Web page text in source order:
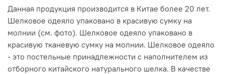
Данная продукция производится в Китае более 20 лет.
Шелковое одеяло упаковано в красивую сумку на
молнии (см. фото). Шелковое одеяло упаковано в
красивую тканевую сумку на молнии. Шелковое одеяло
- это постельные принадлежности с наполнителем из
отборного китайского натурального шелка. В качестве